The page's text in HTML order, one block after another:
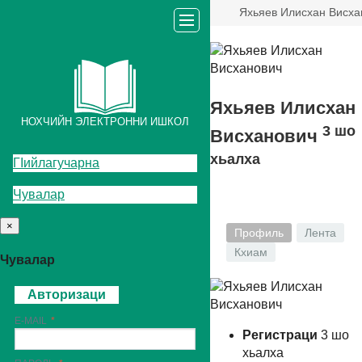
Яхьяев Илисхан
НОХЧИЙН ЭЛЕКТРОННИ ИШКОЛ
ГIийлагучарна
Чувалар
×
Чувалар
Авторизаци
E-MAIL
Яхьяев Илисхан
Висханович 3 шо
хьалха
Профиль
Лента
Кхиам
Регистраци 3 шо
хьалха